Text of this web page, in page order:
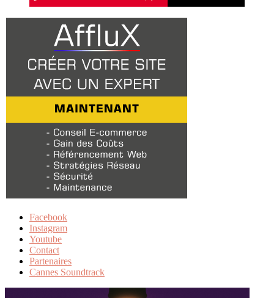
Facebook
Instagram
Youtube
Contact
Partenaires
Cannes Soundtrack